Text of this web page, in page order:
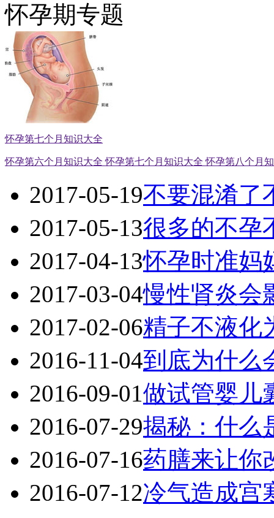
怀孕期专题
怀孕第七个月知识大全
怀孕第六个月知识大全怀孕第七个月知识大全怀孕第八个月
2017-05-19不要混淆了
2017-05-13很多的不孕
2017-04-13怀孕时准妈
2017-03-04慢性肾炎会
2017-02-06精子不液化
2016-11-04到底为什么
2016-09-01做试管婴儿
2016-07-29揭秘：什么
2016-07-16药膳来让你
2016-07-12冷气造成宫